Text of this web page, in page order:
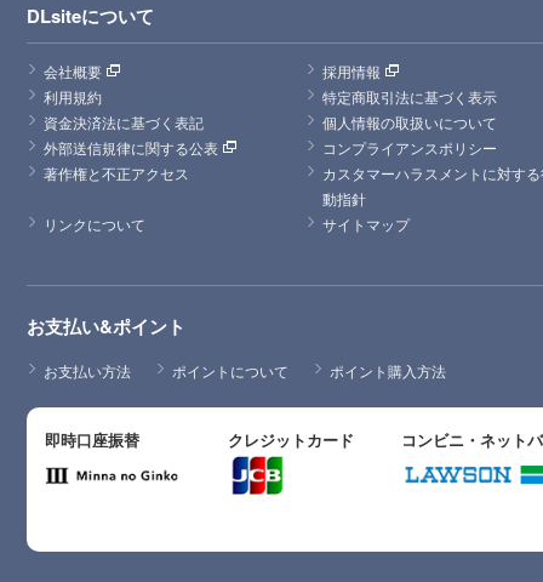
DLsiteについて
会社概要
採用情報
利用規約
特定商取引法に基づく表示
資金決済法に基づく表記
個人情報の取扱いについて
外部送信規律に関する公表
コンプライアンスポリシー
著作権と不正アクセス
カスタマーハラスメントに対す
動指針
リンクについて
サイトマップ
お支払い&ポイント
お支払い方法 ポイントについて ポイント購入方法
即時口座振替 クレジットカード コンビニ・ネット